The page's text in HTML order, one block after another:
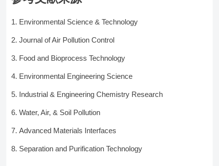
Environmental Science & Technology
Journal of Air Pollution Control
Food and Bioprocess Technology
Environmental Engineering Science
Industrial & Engineering Chemistry Research
Water, Air, & Soil Pollution
Advanced Materials Interfaces
Separation and Purification Technology